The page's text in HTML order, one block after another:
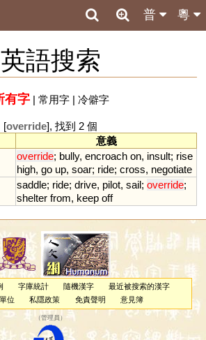
粵
普
英語搜索
有字| 常用字| 冷僻字
[override], 找到 2 個
意義
override; bully, encroach on, insult; rise
high, go up, soar; ride; cross, negotiate
saddle; ride; drive, pilot, sail; override;
shelter from, keep off
字庫統計 隨機漢字
最近被搜索的漢字
位 私隱政策 免責聲明 意見簿
（管理員 ）